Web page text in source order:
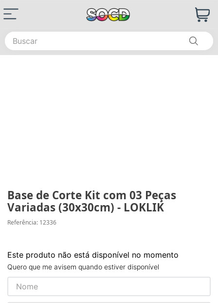
Buscar
Base de Corte Kit com 03 Peças
Variadas (30x30cm) - LOKLIK
Referência: 12336
Este produto não está disponível no momento
Quero que me avisem quando estiver disponível